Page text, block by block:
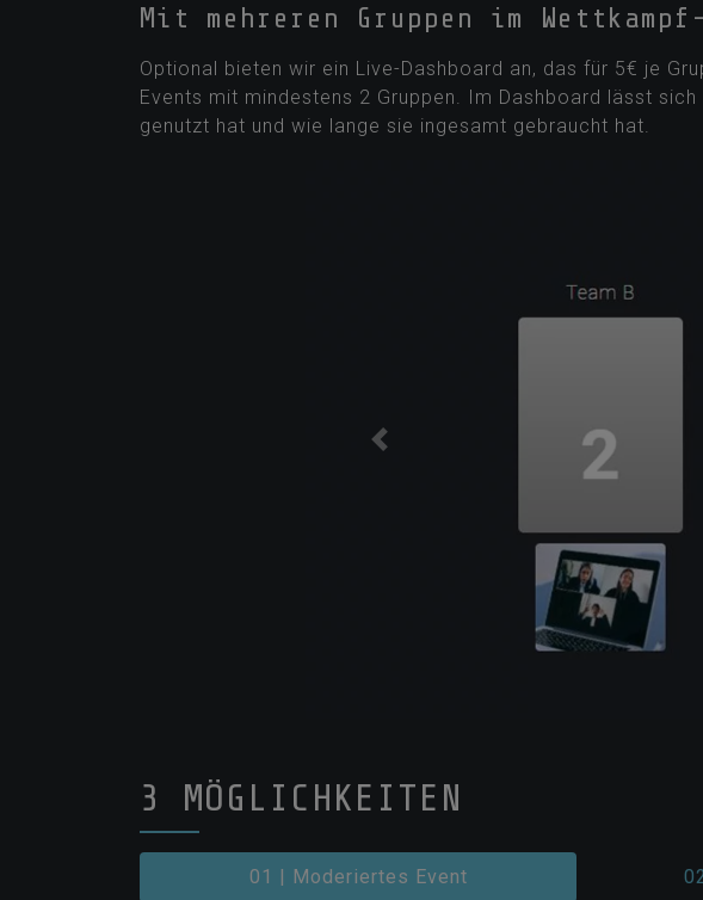
Mit mehreren Gruppen im
Optional bieten wir ein Live-Dashboard an, das für 5€ je
Events mit mindestens 2 Gruppen. Im Dashboard lässt
genutzt hat und wie lange sie ingesamt gebraucht hat.